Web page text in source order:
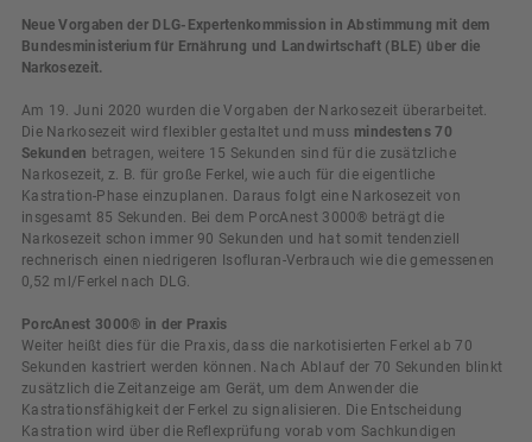
Neue Vorgaben der DLG-Expertenkommission in Abstimmung mit dem
Bundesministerium für Ernährung und Landwirtschaft (BLE) über die
Narkosezeit.
Am 19. Juni 2020 wurden die Vorgaben der Narkosezeit überarbeitet.
Die Narkosezeit wird flexibler gestaltet und muss mindestens 70
Sekunden betragen, weitere 15 Sekunden sind für die zusätzliche
Narkosezeit, z. B. für große Ferkel, wie auch für die eigentliche
Kastration-Phase einzuplanen. Daraus folgt eine Narkosezeit von
insgesamt 85 Sekunden. Bei dem PorcAnest 3000® beträgt die
Narkosezeit schon immer 90 Sekunden und hat somit tendenziell
rechnerisch einen niedrigeren Isofluran-Verbrauch wie die gemessenen
0,52 ml/Ferkel nach DLG.
PorcAnest 3000® in der Praxis
Weiter heißt dies für die Praxis, dass die narkotisierten Ferkel ab 70
Sekunden kastriert werden können. Nach Ablauf der 70 Sekunden blinkt
zusätzlich die Zeitanzeige am Gerät, um dem Anwender die
Kastrationsfähigkeit der Ferkel zu signalisieren. Die Entscheidung
Kastration wird über die Reflexprüfung vorab vom Sachkundigen